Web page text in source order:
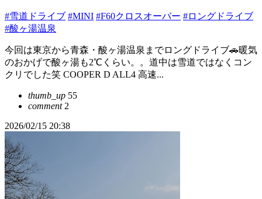
#雪道ドライブ #MINI #F60クロスオーバー #ロングドライブ
#酸ヶ湯温泉
今回は東京から青森・酸ヶ湯温泉までロングドライブ🚗暖気
のおかげで酸ヶ湯も2℃くらい。。道中は雪道ではなくコン
クリでした笑 COOPER D ALL4 高速...
thumb_up 55
comment2
2026/02/15 20:38